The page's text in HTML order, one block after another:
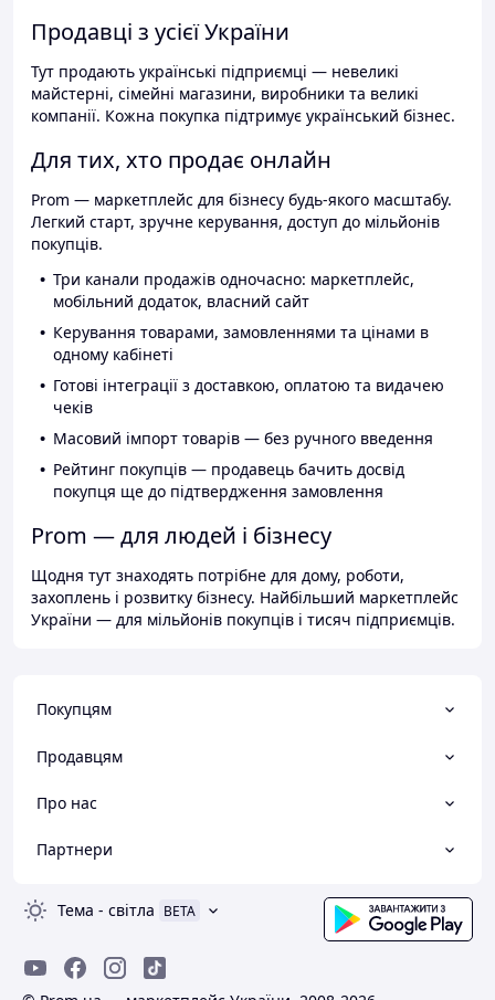
Продавці з усієї України
Тут продають українські підприємці — невеликі
майстерні, сімейні магазини, виробники та великі
компанії. Кожна покупка підтримує український бізнес.
Для тих, хто продає онлайн
Prom — маркетплейс для бізнесу будь-якого масштабу.
Легкий старт, зручне керування, доступ до мільйонів
покупців.
Три канали продажів одночасно: маркетплейс,
мобільний додаток, власний сайт
Керування товарами, замовленнями та цінами в
одному кабінеті
Готові інтеграції з доставкою, оплатою та видачею
чеків
Масовий імпорт товарів — без ручного введення
Рейтинг покупців — продавець бачить досвід
покупця ще до підтвердження замовлення
Prom — для людей і бізнесу
Щодня тут знаходять потрібне для дому, роботи,
захоплень і розвитку бізнесу. Найбільший маркетплейс
України — для мільйонів покупців і тисяч підприємців.
Покупцям
Продавцям
Про нас
Партнери
Тема - світла BETA